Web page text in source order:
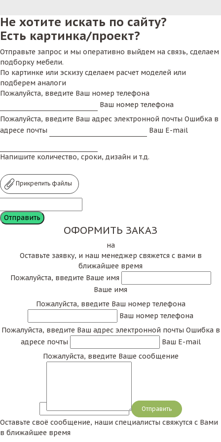
коктейлем, именующим окончание трудовой
недели. Согласитесь, неприятно сидеть за стойкой
бара, любуясь на темные пятна и глубокие
царапины на ее столешнице. Именно поэтому,
открывая заведение в данном стиле, приобретайте
качественные столешницы. Наиболее популярными
видами в настоящее время являются
искусственный камень, а также шпон или массив
натурального дерева с ламинированной
поверхностью. Ознакомьтесь так же сподстольями
поварами. Вы можете удивить клиента
стойке.
Что такое столешница
Столешница представляет собой основную часть
стола (верхнюю часть стола). Современные
столешницы выполняются из различных
материалов, могут иметь различную форму, в том
числе и неправильную, и применяются для
оформления различных помещений (если всего
несколько лет назад в ходу были лишь столешницы
, то сегодня довольно часто
потребителей интересует столешница в другие
помещения кафе).
Как уже было упомянуто выше, сегодня
столешницы изготавливают из различных
материалов. Чаще всего такими материалами
выступает натуральный и искусственный камень, а
Не хотите искать по сайту?
Есть картинка/проект?
Отправьте запрос и мы оперативно выйдем на связь, сделаем
подборку мебели.
По картинке или эскизу сделаем расчет моделей или
подберем аналоги
Пожалуйста, введите Ваш номер телефона
Ваш номер телефона
Пожалуйста, введите Ваш адрес электронной почты Ошибка в
адресе почты
Ваш E-mail
Напишите количество, сроки, дизайн и т.д.
Прикрепить файлы
ОФОРМИТЬ ЗАКАЗ
на
Оставьте заявку, и наш менеджер свяжется с вами в
ближайшее время
Пожалуйста, введите Ваше имя
Ваше имя
Пожалуйста, введите Ваш номер телефона
Ваш номер телефона
Пожалуйста, введите Ваш адрес электронной почты Ошибка в
адресе почты
Ваш E-mail
Пожалуйста, введите Ваше сообщение
Сообщение
Оставьте своё сообщение, наши специалисты свяжутся с Вами
в ближайшее время